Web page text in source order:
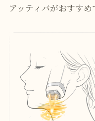
アッティバがおすすめ